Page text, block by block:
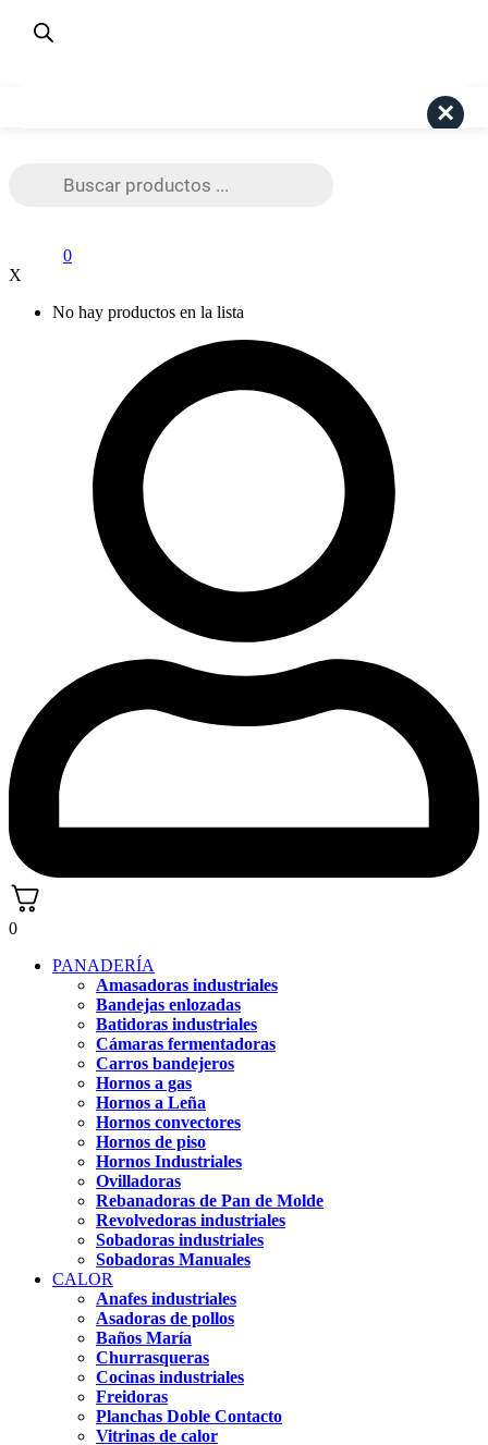
0
X
No hay productos en la lista
0
PANADERÍA
Amasadoras industriales
Bandejas enlozadas
Batidoras industriales
Cámaras fermentadoras
Carros bandejeros
Hornos a gas
Hornos a Leña
Hornos convectores
Hornos de piso
Hornos Industriales
Ovilladoras
Rebanadoras de Pan de Molde
Revolvedoras industriales
Sobadoras industriales
Sobadoras Manuales
CALOR
Anafes industriales
Asadoras de pollos
Baños María
Churrasqueras
Cocinas industriales
Freidoras
Planchas Doble Contacto
Vitrinas de calor